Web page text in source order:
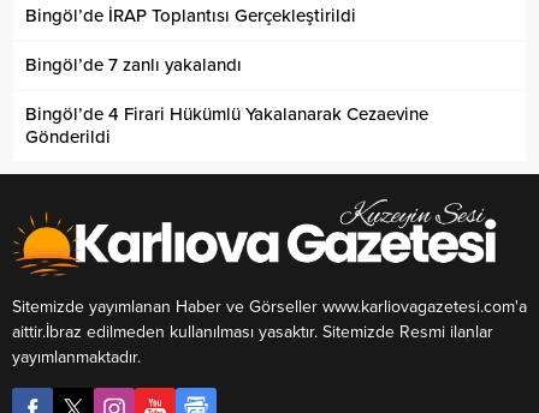
Bingöl’de İRAP Toplantısı Gerçekleştirildi
Bingöl’de 7 zanlı yakalandı
Bingöl’de 4 Firari Hükümlü Yakalanarak Cezaevine
Gönderildi
Sitemizde yayımlanan Haber ve Görseller www.karliovagazetesi.com'a
aittir.İbraz edilmeden kullanılması yasaktır. Sitemizde Resmi ilanlar
yayımlanmaktadır.